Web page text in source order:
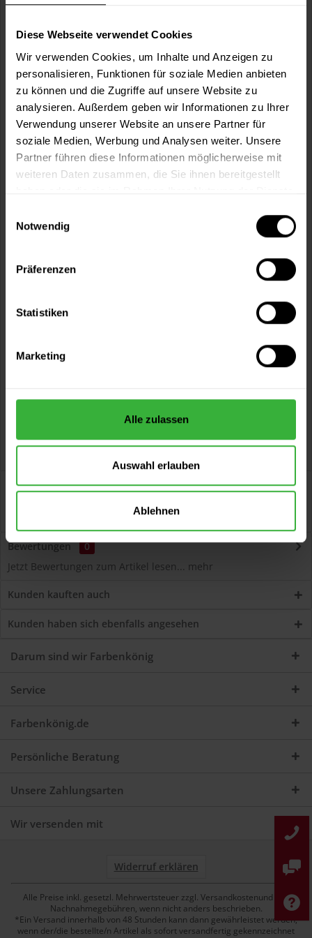
Diese Webseite verwendet Cookies
Wir verwenden Cookies, um Inhalte und Anzeigen zu
personalisieren, Funktionen für soziale Medien anbieten
zu können und die Zugriffe auf unsere Website zu
analysieren. Außerdem geben wir Informationen zu Ihrer
Verwendung unserer Website an unsere Partner für
soziale Medien, Werbung und Analysen weiter. Unsere
Partner führen diese Informationen möglicherweise mit
weiteren Daten zusammen, die Sie ihnen bereitgestellt
Notwendig
Präferenzen
Statistiken
Marketing
Alle zulassen
Auswahl erlauben
Ablehnen
Wie viele m² wollen Sie bearbeiten?
m²
In denWarenkorb
Fragen zum Artikel?
Sie möchten eine größere Menge kaufen
Versand innerhalb von 48h*
Beschreibung
Hydro-PU-XSpray Seidenmattlack 2288 (Weiß) wasserbasiert,
geruchsarm, speziell für das...mehr
Bewertungen
0
Jetzt Bewertungen zum Artikel lesen... mehr
Kunden kauften auch
Kunden haben sich ebenfalls angesehen
Darum sind wir Farbenkönig
Service
Farbenkönig.de
Persönliche Beratung
Unsere Zahlungsarten
Wir versenden mit
Widerruf erklären
Alle Preise inkl. gesetzl. Mehrwertsteuer zzgl. Versandkostenund ggf.
Nachnahmegebühren, wenn nicht anders beschrieben.
*Ein Versand innerhalb von 48 Stunden kann dann gewährleistet werden,
wenn der/die bestellte/n Artikel als sofort versandfertig gekennzeichnet